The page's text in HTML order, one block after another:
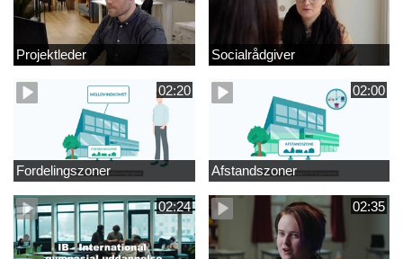
Projektleder Socialrådgiver
02:20
Fordelingszoner
02:00
Afstandszoner
02:24 02:35